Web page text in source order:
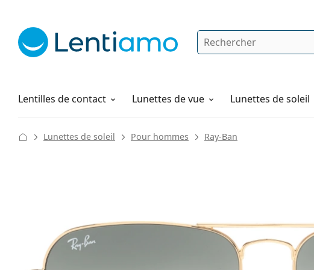
Rechercher
Lentilles de contact
Solutions Lunettes de vue Lunettes de soleil
Comment commander
Lunettes de soleil Pour hommes Ray-Ban